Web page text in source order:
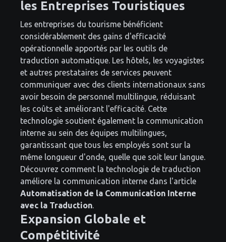
les Entreprises Touristiques
Les entreprises du tourisme bénéficient
considérablement des gains d'efficacité
opérationnelle apportés par les outils de
traduction automatique. Les hôtels, les voyagistes
et autres prestataires de services peuvent
communiquer avec des clients internationaux sans
avoir besoin de personnel multilingue, réduisant
les coûts et améliorant l'efficacité. Cette
technologie soutient également la communication
interne au sein des équipes multilingues,
garantissant que tous les employés sont sur la
même longueur d'onde, quelle que soit leur langue.
Découvrez comment la technologie de traduction
améliore la communication interne dans l'article
Automatisation de la Communication Interne
avec la Traduction
Expansion Globale et
Compétitivité